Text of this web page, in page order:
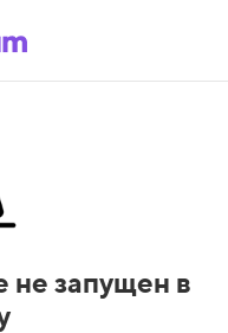
не запущен в